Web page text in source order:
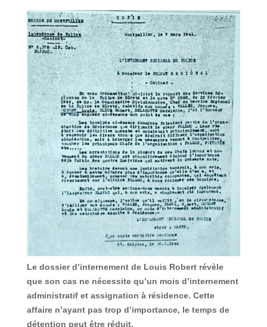
Le dossier d’internement de Louis Robert révèle
que son cas ne nécessite qu’un mois d’internement
administratif et assignation à résidence. Cette
affaire n’ayant pas trop d’importance, le temps de
détention peut être réduit.